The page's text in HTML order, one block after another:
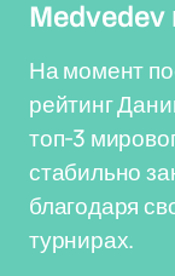
Medvedev
На момент
рейтинг
топ-3
стабильно
благодаря
турнирах.